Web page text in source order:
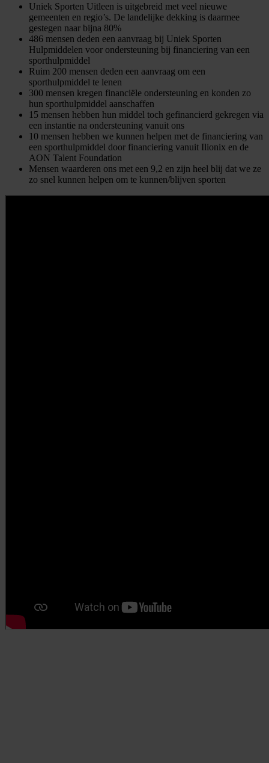
Uniek Sporten Uitleen is uitgebreid met veel nieuwe
gemeenten en regio’s. De landelijke dekking is daarmee
gestegen naar bijna 80%
486 mensen deden een aanvraag bij Uniek Sporten
Hulpmiddelen voor ondersteuning bij financiering van een
sporthulpmiddel
Ruim 200 mensen deden een aanvraag om een
sporthulpmiddel te lenen
300 mensen kregen financiële ondersteuning en konden zo
hun sporthulpmiddel aanschaffen
15 mensen hebben hun middel toch gefinancierd gekregen via
een instantie na ondersteuning vanuit ons
10 mensen hebben we kunnen helpen met de financiering van
een sporthulpmiddel door financiering vanuit Ilionix en de
AON Talent Foundation
Mensen waarderen ons met een 9,2 en zijn heel blij dat we ze
zo snel kunnen helpen om te kunnen/blijven sporten